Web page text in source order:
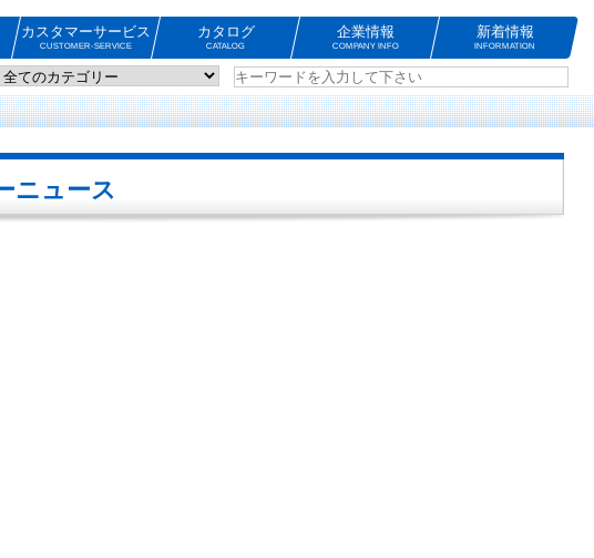
カスタマーサービス
CUSTOMER-SERVICE
カタログ
CATALOG
企業情報
COMPANY INFO
新着情報
INFORMATION
ニュース